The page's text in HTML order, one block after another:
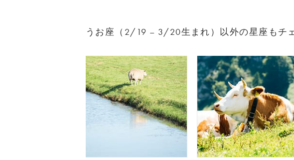
うお座（2/19 – 3/20生まれ）以外の星座もチ